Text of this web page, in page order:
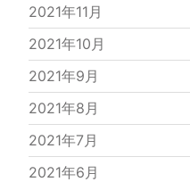
2021年11月
2021年10月
2021年9月
2021年8月
2021年7月
2021年6月